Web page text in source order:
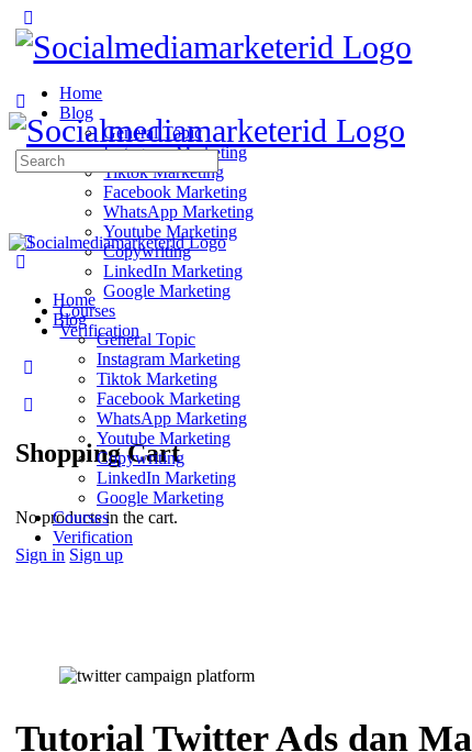
Home
Blog
General Topic
Instagram Marketing
Tiktok Marketing
Facebook Marketing
WhatsApp Marketing
Youtube Marketing
Copywriting
LinkedIn Marketing
Google Marketing
Courses
Verification
Shopping Cart
No products in the cart.
Sign in Sign up
Search
for:
Home
Blog
General Topic
Instagram Marketing
Tiktok Marketing
Facebook Marketing
WhatsApp Marketing
Youtube Marketing
Copywriting
LinkedIn Marketing
Google Marketing
Courses
Verification
Tutorial Twitter Ads dan